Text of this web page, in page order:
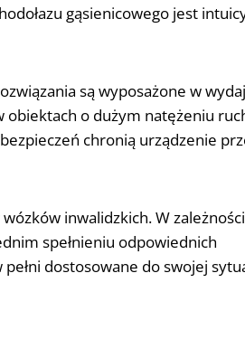
gąsienicowego jest
są wyposażone w
obiektach o dużym natężeniu
chronią urządzenie
inwalidzkich. W
spełnieniu odpowiednich
dostosowane do swojej